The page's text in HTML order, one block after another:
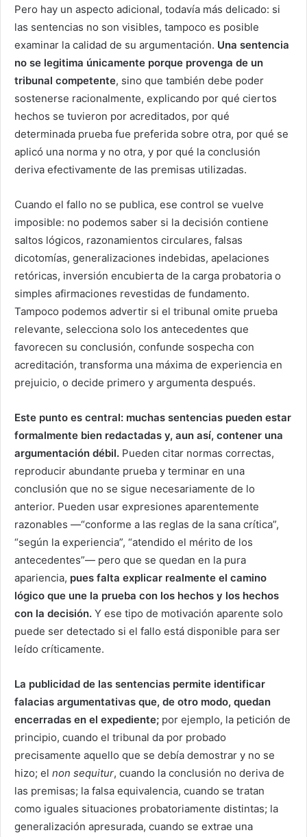
Pero hay un aspecto adicional, todavía más delicado: si
las sentencias no son visibles, tampoco es posible
examinar la calidad de su argumentación. Una sentencia
no se legitima únicamente porque provenga de un
tribunal competente, sino que también debe poder
sostenerse racionalmente, explicando por qué ciertos
hechos se tuvieron por acreditados, por qué
determinada prueba fue preferida sobre otra, por qué se
aplicó una norma y no otra, y por qué la conclusión
deriva efectivamente de las premisas utilizadas.
Cuando el fallo no se publica, ese control se vuelve
imposible: no podemos saber si la decisión contiene
saltos lógicos, razonamientos circulares, falsas
dicotomías, generalizaciones indebidas, apelaciones
retóricas, inversión encubierta de la carga probatoria o
simples afirmaciones revestidas de fundamento.
Tampoco podemos advertir si el tribunal omite prueba
relevante, selecciona solo los antecedentes que
favorecen su conclusión, confunde sospecha con
acreditación, transforma una máxima de experiencia en
prejuicio, o decide primero y argumenta después.
Este punto es central: muchas sentencias pueden estar
formalmente bien redactadas y, aun así, contener una
argumentación débil. Pueden citar normas correctas,
reproducir abundante prueba y terminar en una
conclusión que no se sigue necesariamente de lo
anterior. Pueden usar expresiones aparentemente
razonables —“conforme a las reglas de la sana crítica”,
“según la experiencia”, “atendido el mérito de los
antecedentes”— pero que se quedan en la pura
apariencia, pues falta explicar realmente el camino
lógico que une la prueba con los hechos y los hechos
con la decisión. Y ese tipo de motivación aparente solo
puede ser detectado si el fallo está disponible para ser
leído críticamente.
La publicidad de las sentencias permite identificar
falacias argumentativas que, de otro modo, quedan
encerradas en el expediente; por ejemplo, la petición de
principio, cuando el tribunal da por probado
precisamente aquello que se debía demostrar y no se
hizo; el non sequitur, cuando la conclusión no deriva de
las premisas; la falsa equivalencia, cuando se tratan
como iguales situaciones probatoriamente distintas; la
generalización apresurada, cuando se extrae una